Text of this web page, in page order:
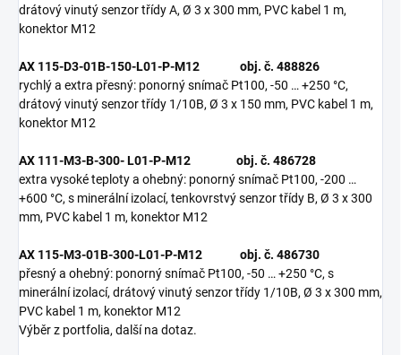
drátový vinutý senzor třídy A, Ø 3 x 300 mm, PVC kabel 1 m,
konektor M12
AX 115-D3-01B-150-L01-P-M12 obj. č. 488826
rychlý a extra přesný: ponorný snímač Pt100, -50 … +250 °C,
drátový vinutý senzor třídy 1/10B, Ø 3 x 150 mm, PVC kabel 1 m,
konektor M12
AX 111-M3-B-300- L01-P-M12 obj. č. 486728
extra vysoké teploty a ohebný: ponorný snímač Pt100, -200 …
+600 °C, s minerální izolací, tenkovrstvý senzor třídy B, Ø 3 x 300
mm, PVC kabel 1 m, konektor M12
AX 115-M3-01B-300-L01-P-M12 obj. č. 486730
přesný a ohebný: ponorný snímač Pt100, -50 … +250 °C, s
minerální izolací, drátový vinutý senzor třídy 1/10B, Ø 3 x 300 mm,
PVC kabel 1 m, konektor M12
Výběr z portfolia, další na dotaz.